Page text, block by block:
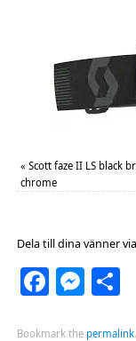
« Scott faze II LS black
chrome
Dela till dina vänner
Bookmark the permalink.